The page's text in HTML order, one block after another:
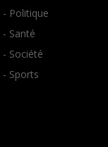
- Politique
- Santé
- Société
- Sports